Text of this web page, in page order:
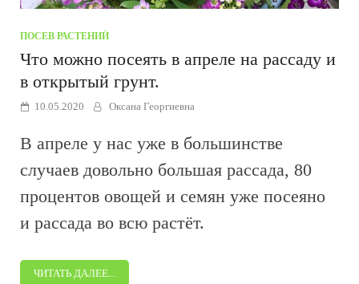
ПОСЕВ РАСТЕНИЙ
Что можно посеять в апреле на рассаду и
в открытый грунт.
10.05.2020 Оксана Георгиевна
В апреле у нас уже в большинстве
случаев довольно большая рассада, 80
процентов овощей и семян уже посеяно
и рассада во всю растёт.
ЧИТАТЬ ДАЛЕЕ...